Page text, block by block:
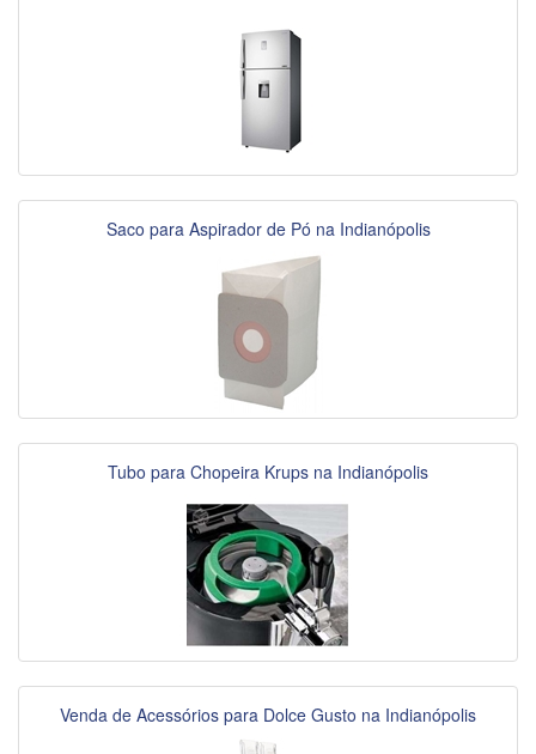
Saco para Aspirador de Pó na Indianópolis
Tubo para Chopeira Krups na Indianópolis
Venda de Acessórios para Dolce Gusto na Indianópolis